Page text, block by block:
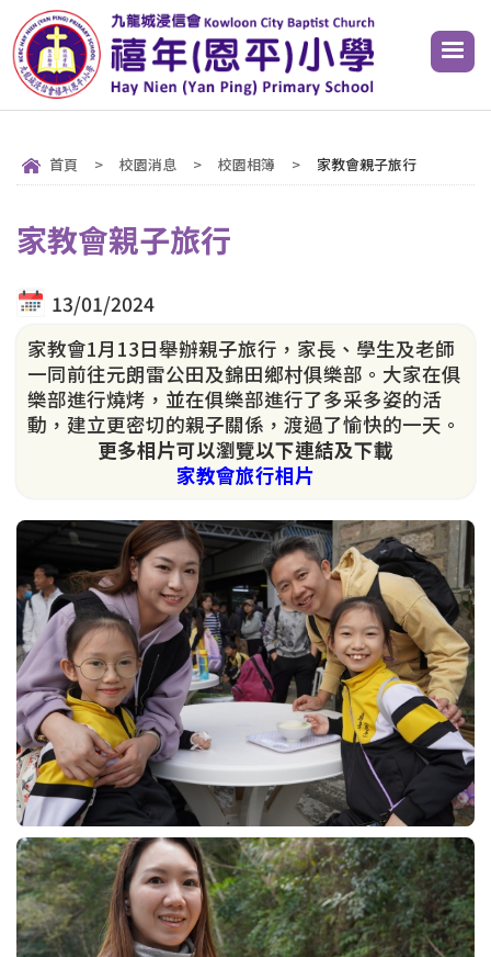
首頁 > 校園消息 > 校園相簿 > 家教會親子旅行
家教會親子旅行
13/01/2024
家教會1月13日舉辦親子旅行，家長、學生及老師
一同前往元朗雷公田及錦田鄉村俱樂部。大家在俱
樂部進行燒烤，並在俱樂部進行了多采多姿的活
動，建立更密切的親子關係，渡過了愉快的一天。
更多相片可以瀏覽以下連結及下載
家教會旅行相片